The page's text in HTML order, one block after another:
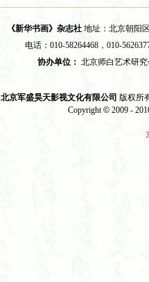
《新华书画》杂志社 地址：北京朝阳
电话：010-58264468，010-
协办单位： 北京师白艺术研
北京军盛昊天影视文化有限公司 版权所
Copyright© 2009 -